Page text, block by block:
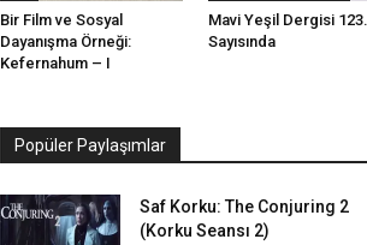
Bir Film ve Sosyal
Dayanışma Örneği:
Kefernahum – I
Mavi Yeşil Dergisi 123.
Sayısında
Popüler Paylaşımlar
Saf Korku: The Conjuring 2
(Korku Seansı 2)